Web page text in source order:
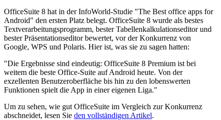
OfficeSuite 8 hat in der InfoWorld-Studie "The Best office apps for
Android" den ersten Platz belegt. OfficeSuite 8 wurde als bestes
Textverarbeitungsprogramm, bester Tabellenkalkulationseditor und
bester Präsentationseditor bewertet, vor der Konkurrenz von
Google, WPS und Polaris. Hier ist, was sie zu sagen hatten:
"Die Ergebnisse sind eindeutig: OfficeSuite 8 Premium ist bei
weitem die beste Office-Suite auf Android heute. Von der
exzellenten Benutzeroberfläche bis hin zu den lobenswerten
Funktionen spielt die App in einer eigenen Liga."
Um zu sehen, wie gut OfficeSuite im Vergleich zur Konkurrenz
abschneidet, lesen Sie den vollständigen Artikel.